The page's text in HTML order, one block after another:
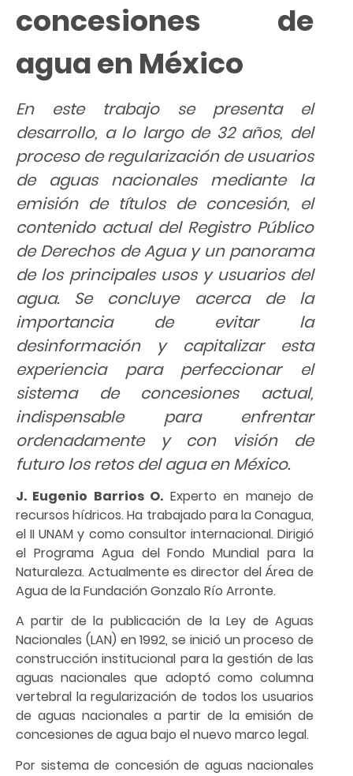
concesiones de
agua en México
En este trabajo se presenta el
desarrollo, a lo largo de 32 años, del
proceso de regularización de usuarios
de aguas nacionales mediante la
emisión de títulos de concesión, el
contenido actual del Registro Público
de Derechos de Agua y un panorama
de los principales usos y usuarios del
agua. Se concluye acerca de la
importancia de evitar la
desinformación y capitalizar esta
experiencia para perfeccionar el
sistema de concesiones actual,
indispensable para enfrentar
ordenadamente y con visión de
futuro los retos del agua en México.
J. Eugenio Barrios O. Experto en manejo de
recursos hídricos. Ha trabajado para la Conagua,
el II UNAM y como consultor internacional. Dirigió
el Programa Agua del Fondo Mundial para la
Naturaleza. Actualmente es director del Área de
Agua de la Fundación Gonzalo Río Arronte.
A partir de la publicación de la Ley de Aguas
Nacionales (LAN) en 1992, se inició un proceso de
construcción institucional para la gestión de las
aguas nacionales que adoptó como columna
vertebral la regularización de todos los usuarios
de aguas nacionales a partir de la emisión de
concesiones de agua bajo el nuevo marco legal.
Por sistema de concesión de aguas nacionales